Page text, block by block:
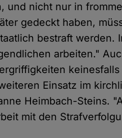
und nicht nur in
gedeckt haben,
bestraft werden.
arbeiten."
Einsatz im
Heimbach-Steins.
mit den